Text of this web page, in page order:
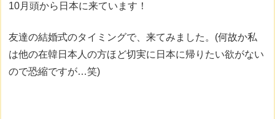
10月頭から日本に来ています！
友達の結婚式のタイミングで、来てみました。(何故か私
は他の在韓日本人の方ほど切実に日本に帰りたい欲がない
ので恐縮ですが…笑)